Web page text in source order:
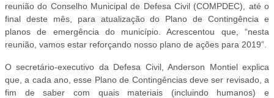
reunião do Conselho Municipal de Defesa Civil (COMPDEC), até o
final deste mês, para atualização do Plano de Contingência e
planos de emergência do município. Acrescentou que, “nesta
reunião, vamos estar reforçando nosso plano de ações para 2019”.
O secretário-executivo da Defesa Civil, Anderson Montiel explica
que, a cada ano, esse Plano de Contingências deve ser revisado, a
fim de saber com quais materiais (incluindo humanos) e